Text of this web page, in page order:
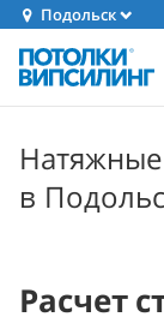
Подольск
в
Расчет